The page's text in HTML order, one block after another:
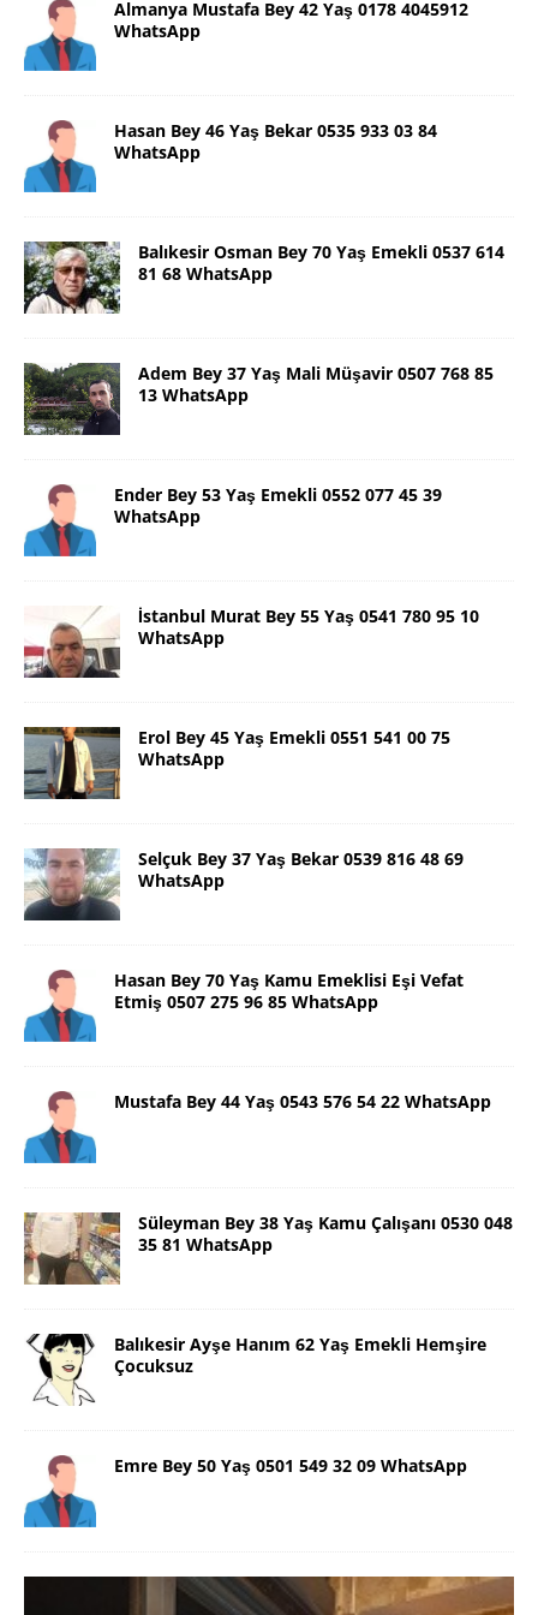
Almanya Mustafa Bey 42 Yaş 0178 4045912
WhatsApp
Hasan Bey 46 Yaş Bekar 0535 933 03 84
WhatsApp
Balıkesir Osman Bey 70 Yaş Emekli 0537 614
81 68 WhatsApp
Adem Bey 37 Yaş Mali Müşavir 0507 768 85
13 WhatsApp
Ender Bey 53 Yaş Emekli 0552 077 45 39
WhatsApp
İstanbul Murat Bey 55 Yaş 0541 780 95 10
WhatsApp
Erol Bey 45 Yaş Emekli 0551 541 00 75
WhatsApp
Selçuk Bey 37 Yaş Bekar 0539 816 48 69
WhatsApp
Hasan Bey 70 Yaş Kamu Emeklisi Eşi Vefat
Etmiş 0507 275 96 85 WhatsApp
Mustafa Bey 44 Yaş 0543 576 54 22 WhatsApp
Süleyman Bey 38 Yaş Kamu Çalışanı 0530 048
35 81 WhatsApp
Balıkesir Ayşe Hanım 62 Yaş Emekli Hemşire
Çocuksuz
Emre Bey 50 Yaş 0501 549 32 09 WhatsApp